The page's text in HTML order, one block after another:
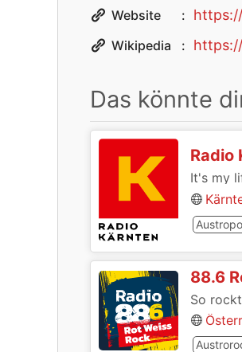
Website
Wikipedia
Das könnte
Radio
It's my
88.6
So